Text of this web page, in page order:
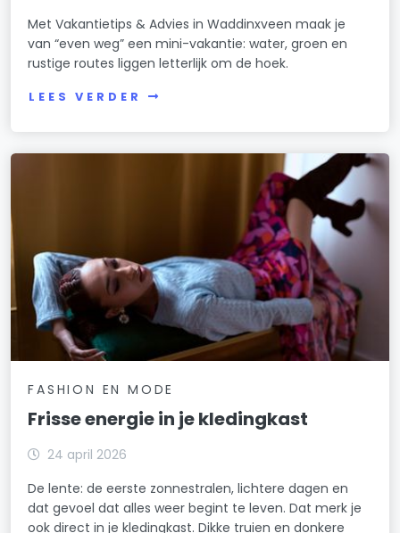
Met Vakantietips & Advies in Waddinxveen maak je
van “even weg” een mini-vakantie: water, groen en
rustige routes liggen letterlijk om de hoek.
LEES VERDER
FASHION EN MODE
Frisse energie in je kledingkast
24 april 2026
De lente: de eerste zonnestralen, lichtere dagen en
dat gevoel dat alles weer begint te leven. Dat merk je
ook direct in je kledingkast. Dikke truien en donkere